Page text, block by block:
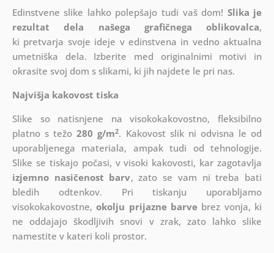
Edinstvene slike lahko polepšajo tudi vaš dom! Slika je
rezultat dela našega grafičnega oblikovalca,
ki pretvarja svoje ideje v edinstvena in vedno aktualna
umetniška dela. Izberite med originalnimi motivi in
okrasite svoj dom s slikami, ki jih najdete le pri nas.
Najvišja kakovost tiska
Slike so natisnjene na visokokakovostno, fleksibilno
platno s težo280 g/m2. Kakovost slik ni odvisna le od
uporabljenega materiala, ampak tudi od tehnologije.
Slike se tiskajo počasi, v visoki kakovosti, kar zagotavlja
izjemno nasičenost barv, zato se vam ni treba bati
bledih odtenkov. Pri tiskanju uporabljamo
visokokakovostne,okolju prijazne barve brez vonja, ki
ne oddajajo škodljivih snovi v zrak, zato lahko slike
namestite v kateri koli prostor.